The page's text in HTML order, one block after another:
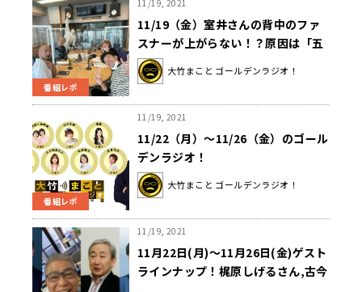
番組レポ
11/19, 2021
11/19（金）室井さんの背中のファ
スナーが上がらない！？原因は「五
十肩」！
大竹まこと ゴールデンラジオ！
番組レポ
11/19, 2021
11/22（月）～11/26（金）のゴール
デンラジオ！
大竹まこと ゴールデンラジオ！
11/19, 2021
11月22日(月)～11月26日(金)ゲスト
ラインナップ！梶原しげるさん,古今